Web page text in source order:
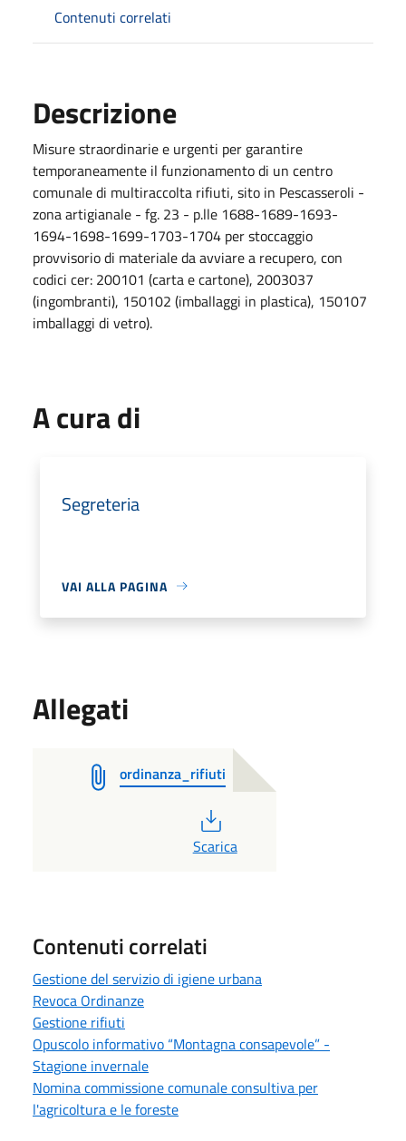
Contenuti correlati
Descrizione
Misure straordinarie e urgenti per garantire
temporaneamente il funzionamento di un centro
comunale di multiraccolta rifiuti, sito in Pescasseroli -
zona artigianale - fg. 23 - p.lle 1688-1689-1693-
1694-1698-1699-1703-1704 per stoccaggio
provvisorio di materiale da avviare a recupero, con
codici cer: 200101 (carta e cartone), 2003037
(ingombranti), 150102 (imballaggi in plastica), 150107
imballaggi di vetro).
A cura di
Segreteria
VAI ALLA PAGINA
Allegati
ordinanza_rifiuti
Scarica
Contenuti correlati
Gestione del servizio di igiene urbana
Revoca Ordinanze
Gestione rifiuti
Opuscolo informativo “Montagna consapevole” -
Stagione invernale
Nomina commissione comunale consultiva per
l'agricoltura e le foreste